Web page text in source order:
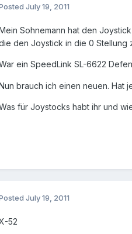
July 19, 2011
Sohnemann hat den
den Joystick in die 0 Stellung
ein SpeedLink SL-6622
brauch ich einen neuen. Hat
für Joystocks habt ihr und
July 19, 2011
52